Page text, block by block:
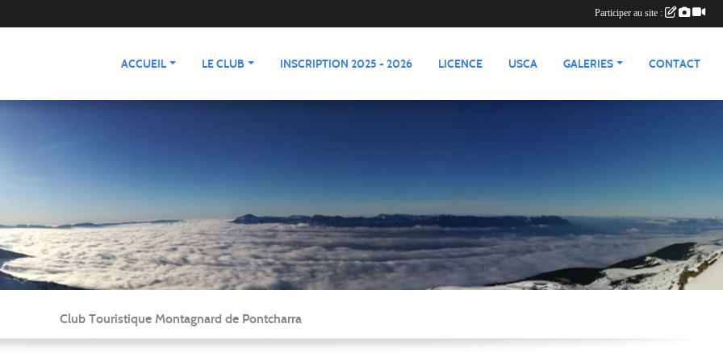
ACCUEIL LE CLUB INSCRIPTION 2025 - 2026 LICENCE USCA GALERIES CONTACT
Club Touristique Montagnard de Pontcharra
Participer au site :